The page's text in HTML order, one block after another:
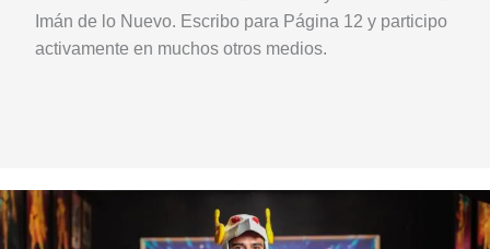
Imán de lo Nuevo. Escribo para Página 12 y participo
activamente en muchos otros medios.
Record
Guiness: